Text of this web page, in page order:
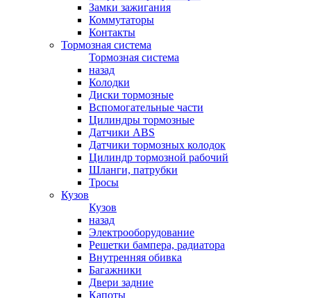
Замки зажигания
Коммутаторы
Контакты
Тормозная система
Тормозная система
назад
Колодки
Диски тормозные
Вспомогательные части
Цилиндры тормозные
Датчики ABS
Датчики тормозных колодок
Цилиндр тормозной рабочий
Шланги, патрубки
Тросы
Кузов
Кузов
назад
Электрооборудование
Решетки бампера, радиатора
Внутренняя обивка
Багажники
Двери задние
Капоты